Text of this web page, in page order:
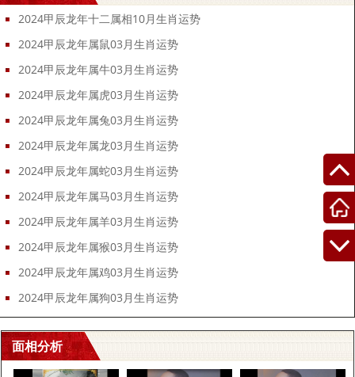
2024甲辰龙年十二属相10月生肖运势
2024甲辰龙年属鼠03月生肖运势
2024甲辰龙年属牛03月生肖运势
2024甲辰龙年属虎03月生肖运势
2024甲辰龙年属兔03月生肖运势
2024甲辰龙年属龙03月生肖运势
2024甲辰龙年属蛇03月生肖运势
2024甲辰龙年属马03月生肖运势
2024甲辰龙年属羊03月生肖运势
2024甲辰龙年属猴03月生肖运势
2024甲辰龙年属鸡03月生肖运势
2024甲辰龙年属狗03月生肖运势
面相分析